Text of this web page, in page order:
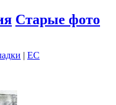
Старые фото
| EC